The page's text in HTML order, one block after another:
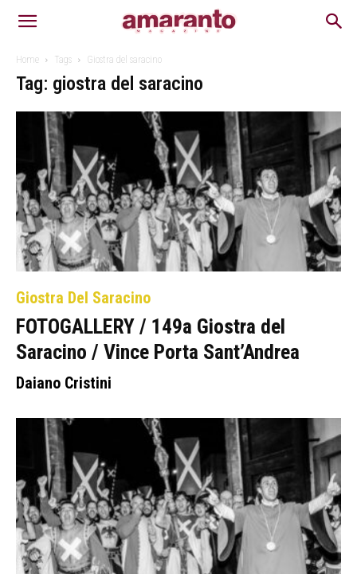
Home Tags Giostra del saracino
Tag: giostra del saracino
Giostra Del Saracino
FOTOGALLERY / 149a Giostra del
Saracino / Vince Porta Sant’Andrea
Daiano Cristini